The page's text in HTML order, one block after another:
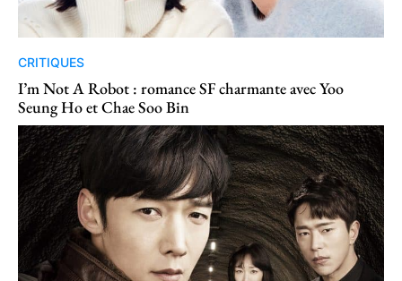
CRITIQUES
I’m Not A Robot : romance SF charmante avec Yoo
Seung Ho et Chae Soo Bin